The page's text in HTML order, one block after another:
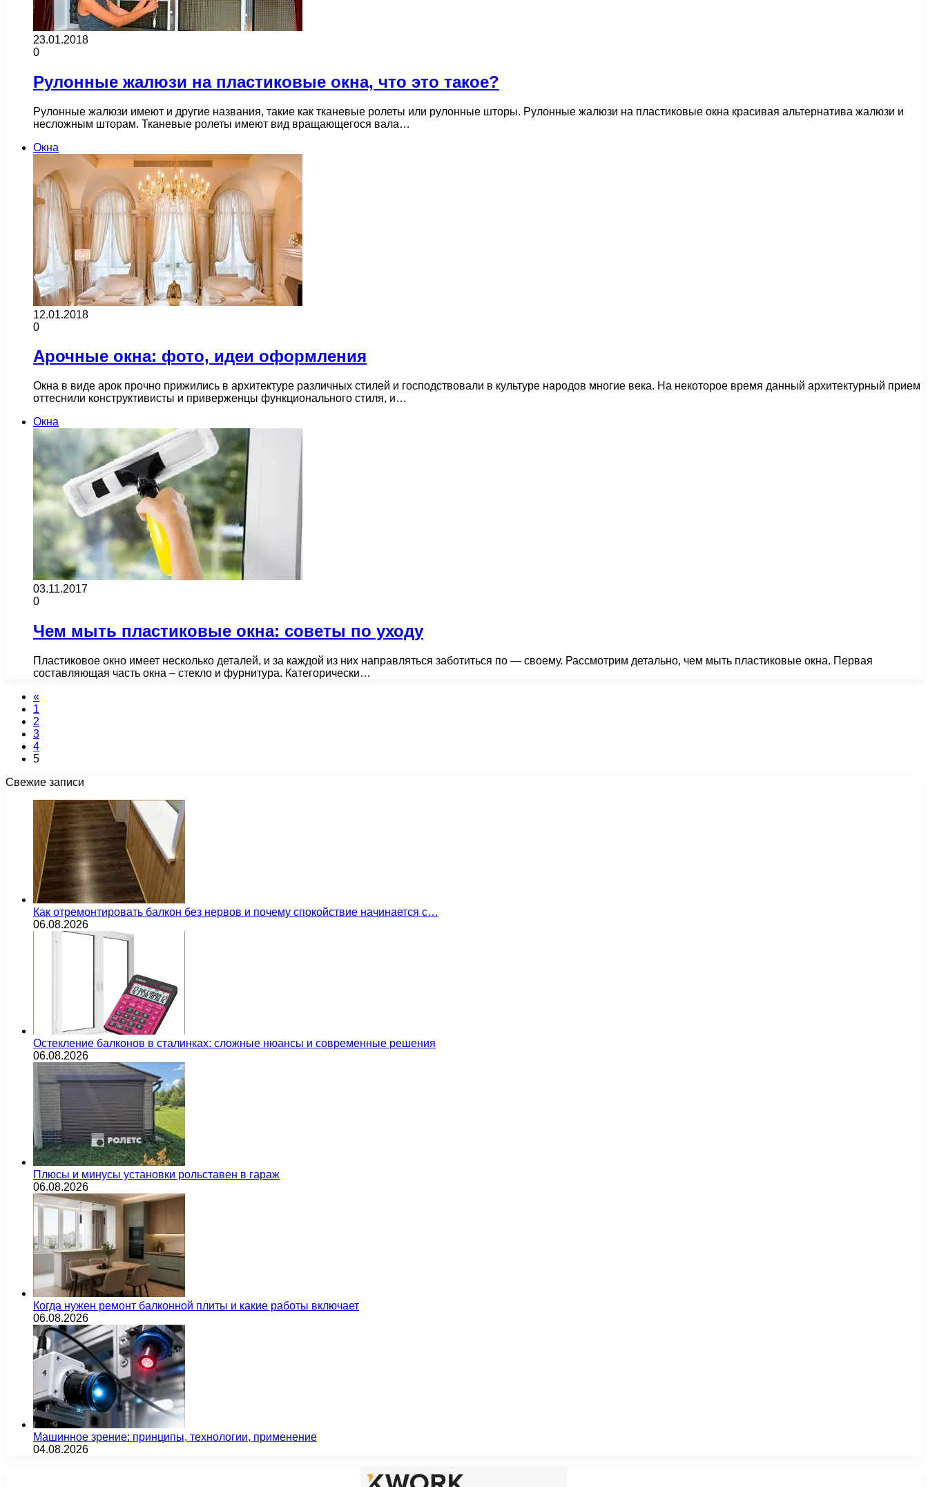
23.01.2018
0
Рулонные жалюзи на пластиковые окна, что это такое?
Рулонные жалюзи имеют и другие названия, такие как тканевые ролеты или рулонные шторы. Рулонные жалюзи на пластиковые окна красивая альтернатива жалюзи и
несложным шторам. Тканевые ролеты имеют вид вращающегося вала…
Окна
12.01.2018
0
Арочные окна: фото, идеи оформления
Окна в виде арок прочно прижились в архитектуре различных стилей и господствовали в культуре народов многие века. На некоторое время данный архитектурный прием
оттеснили конструктивисты и приверженцы функционального стиля, и…
Окна
03.11.2017
0
Чем мыть пластиковые окна: советы по уходу
Пластиковое окно имеет несколько деталей, и за каждой из них направляться заботиться по — своему. Рассмотрим детально, чем мыть пластиковые окна. Первая
составляющая часть окна – стекло и фурнитура. Категорически…
«
1
2
3
4
5
Свежие записи
Как отремонтировать балкон без нервов и почему спокойствие начинается с…
06.08.2026
Остекление балконов в сталинках: сложные нюансы и современные решения
06.08.2026
Плюсы и минусы установки рольставен в гараж
06.08.2026
Когда нужен ремонт балконной плиты и какие работы включает
06.08.2026
Машинное зрение: принципы, технологии, применение
04.08.2026